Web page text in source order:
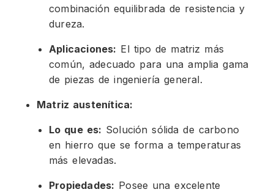
combinación equilibrada de resistencia y
dureza.
Aplicaciones: El tipo de matriz más
común, adecuado para una amplia gama
de piezas de ingeniería general.
Matriz austenítica:
Lo que es: Solución sólida de carbono
en hierro que se forma a temperaturas
más elevadas.
Propiedades: Posee una excelente